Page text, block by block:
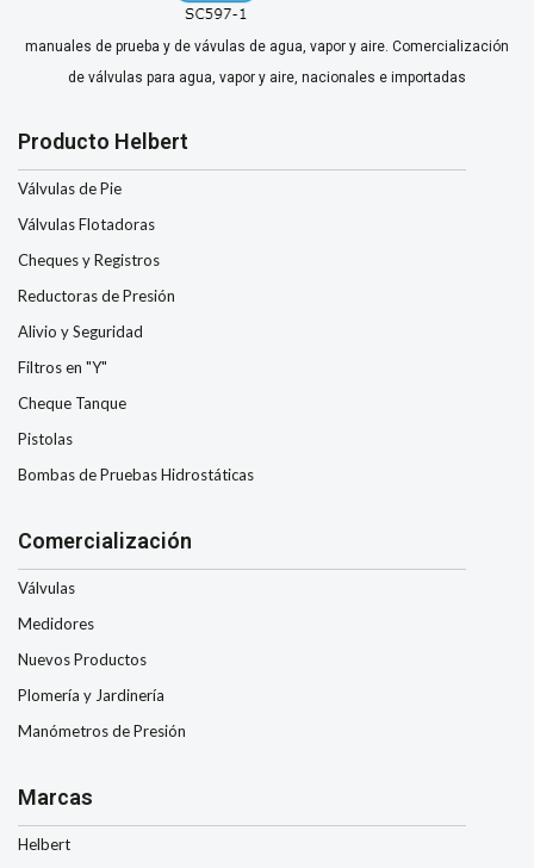
manuales de prueba y de vávulas de agua, vapor y aire. Comercialización
de válvulas para agua, vapor y aire, nacionales e importadas
Producto Helbert
Válvulas de Pie
Válvulas Flotadoras
Cheques y Registros
Reductoras de Presión
Alivio y Seguridad
Filtros en "Y"
Cheque Tanque
Pistolas
Bombas de Pruebas Hidrostáticas
Comercialización
Válvulas
Medidores
Nuevos Productos
Plomería y Jardinería
Manómetros de Presión
Marcas
Helbert